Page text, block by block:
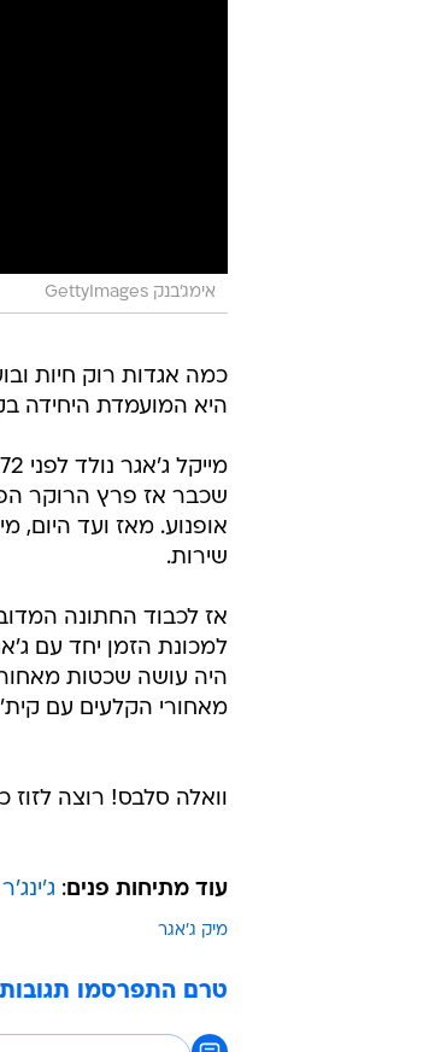
אימג'בנק GettyImages
כמה אגדות רוק חיות
היא המועמדת היחידה
שכבר אז פרץ הרוקר
אופנוע. מאז ועד היום,
שירות.
אז לכבוד החתונה
למכונת הזמן יחד עם
היה עושה שכטות
מאחורי הקלעים עם
וואלה סלבס! רוצה לזוז
עוד מתיחות פנים:
מיק ג'אגר
טרם התפרסמו תגובות